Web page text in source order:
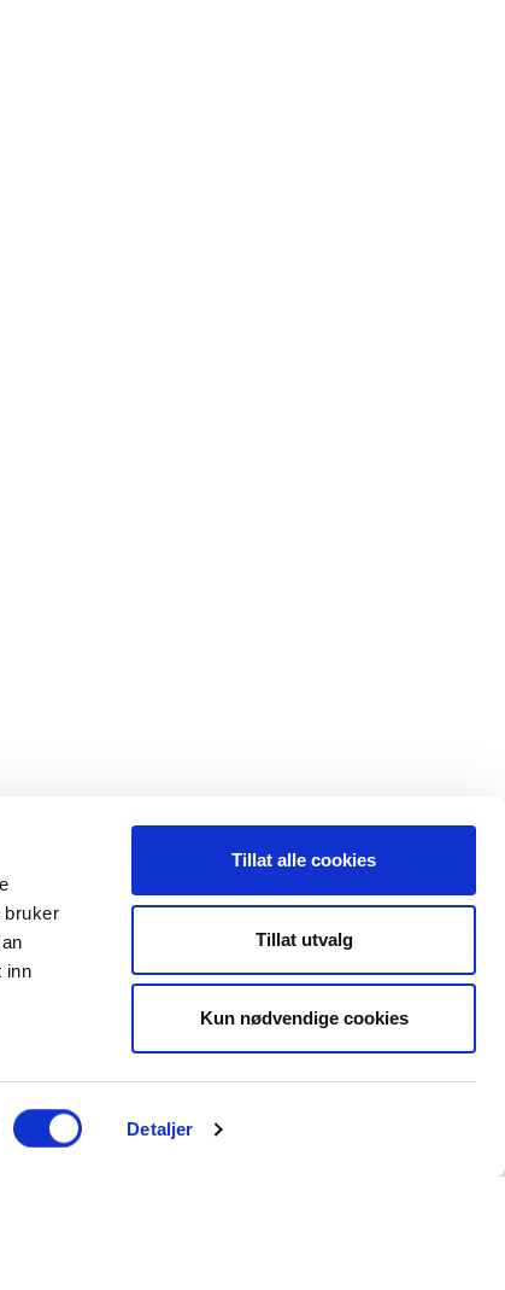
bruker
inn
Detaljer
Tillat alle cookies
Tillat utvalg
Kun nødvendige cookies
00
Leveranseområder
Elektroinstallasjon
Elforsyning